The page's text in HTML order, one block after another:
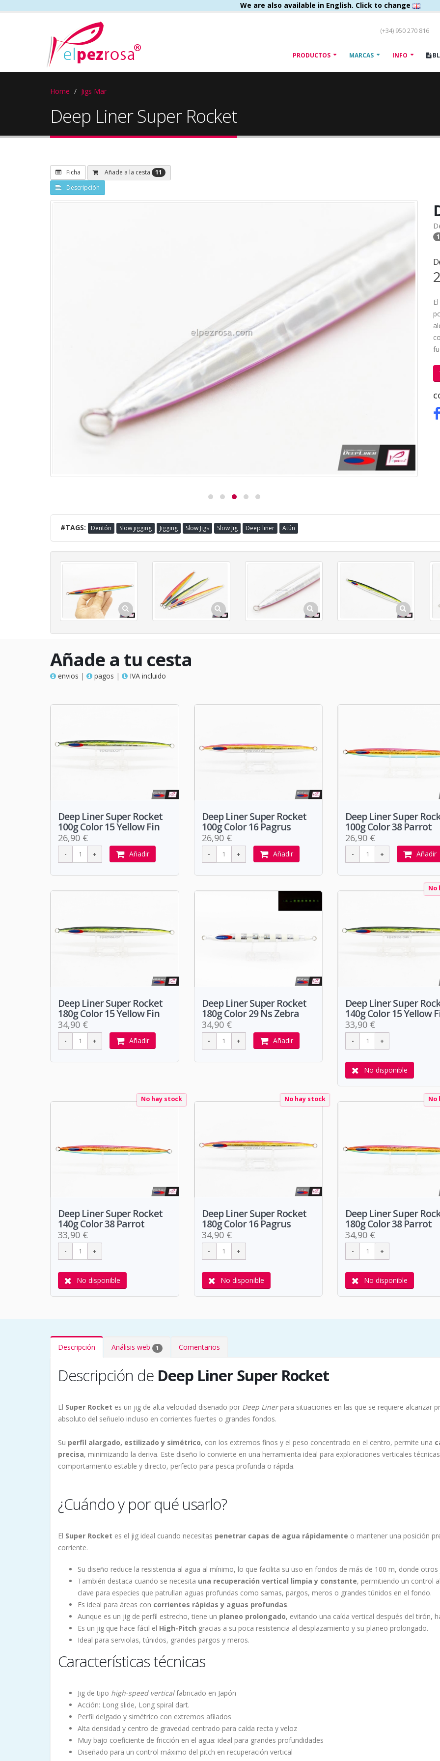
We are also available in English. Click to change
(+34) 950 270 816
PRODUCTOS MARCAS INFO
Home Jigs Mar
Deep Liner Super Rocket
Ficha Añade a la cesta
11
Descripción
1
#TAGS: Dentón Slow jigging Jigging Slow Jigs Slow Jig Deep liner Atún
Añade a tu cesta
envios | pagos | IVA incluido
Deep Liner Super Rocket
100g Color 15 Yellow Fin
26,90 €
Añadir
Deep Liner Super Rocket
100g Color 16 Pagrus
26,90 €
Añadir
Deep Liner Super
100g Color 38 Parrot
26,90 €
Añadir
Deep Liner Super Rocket
180g Color 15 Yellow Fin
34,90 €
Añadir
Deep Liner Super Rocket
180g Color 29 Ns Zebra
34,90 €
Añadir
No
Deep Liner Super
140g Color 15 Yellow
33,90 €
No disponible
No hay stock
Deep Liner Super Rocket
140g Color 38 Parrot
33,90 €
No disponible
No hay stock
Deep Liner Super Rocket
180g Color 16 Pagrus
34,90 €
No disponible
No
Deep Liner Super
180g Color 38 Parrot
34,90 €
No disponible
Descripción Análisis web 1 Comentarios
Descripción de Deep Liner Super Rocket
El Super Rocket es un jig de alta velocidad diseñado por Deep Linerpara situaciones en las que se requiere alcanzar
absoluto del señuelo incluso en corrientes fuertes o grandes fondos.
Su perfil alargado, estilizadoy simétrico, con los extremos finos y el peso concentrado en el centro, permite una
precisa, minimizando la deriva. Este diseño lo convierte en una herramienta ideal para exploraciones verticales
comportamiento estable y directo, perfecto para pesca profunda o rápida.
¿Cuándo y por qué usarlo?
El Super Rocket es el jig ideal cuando necesitas penetrar capas de agua rápidamente o mantener una posición
corriente.
Su diseño reduce la resistencia al agua al mínimo, lo que facilita su uso en fondos de más de 100 m, donde
También destaca cuando se necesita una recuperación vertical limpia y constante, permitiendo un control
clave para especies que patrullan aguas profundas como samas, pargos, meros o grandes túnidos en el fondo.
Es ideal para áreas con corrientes rápidas y aguas profundas.
Aunque es un jig de perfil estrecho, tiene un planeo prolongado, evitando una caída vertical después del tirón,
Es un jig que hace fácil el High-Pitch gracias a su poca resistencia al desplazamiento y su planeo prolongado.
Ideal para serviolas, túnidos, grandes pargos y meros.
Características técnicas
Jig de tipo high-speed verticalfabricado en Japón
Acción: Long slide, Long spiral dart.
Perfil delgado y simétrico con extremos afilados
Alta densidad y centro de gravedad centrado para caída recta y veloz
Muy bajo coeficiente de fricción en el agua: ideal para grandes profundidades
Diseñado para un control máximo del pitch en recuperación vertical